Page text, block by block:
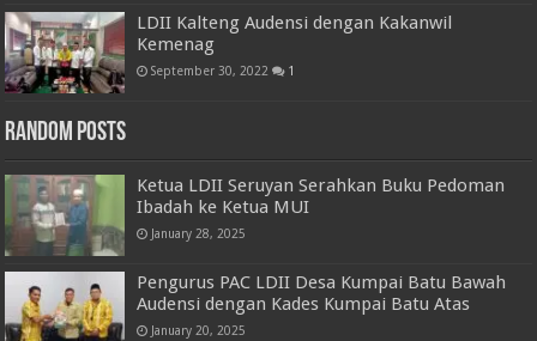
LDII Kalteng Audensi dengan Kakanwil
Kemenag
September 30, 2022 1
Random Posts
Ketua LDII Seruyan Serahkan Buku Pedoman
Ibadah ke Ketua MUI
January 28, 2025
Pengurus PAC LDII Desa Kumpai Batu Bawah
Audensi dengan Kades Kumpai Batu Atas
January 20, 2025